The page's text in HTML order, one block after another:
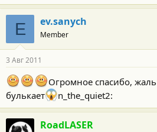
E ev.sanych
Member
3 Авг 2011
Огромное спасибо,
булькает
n_the_quiet2:
RoadLASER